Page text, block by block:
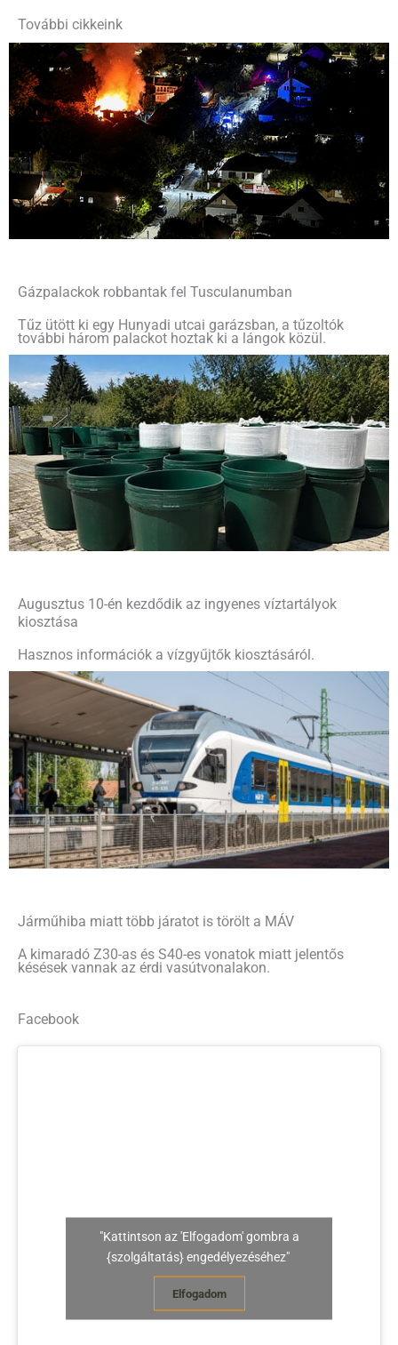
További cikkeink
Gázpalackok robbantak fel Tusculanumban
Tűz ütött ki egy Hunyadi utcai garázsban, a tűzoltók
további három palackot hoztak ki a lángok közül.
Augusztus 10-én kezdődik az ingyenes víztartályok
kiosztása
Hasznos információk a vízgyűjtők kiosztásáról.
Járműhiba miatt több járatot is törölt a MÁV
A kimaradó Z30-as és S40-es vonatok miatt jelentős
késések vannak az érdi vasútvonalakon.
Facebook
"Kattintson az 'Elfogadom' gombra a
{szolgáltatás} engedélyezéséhez"
Elfogadom